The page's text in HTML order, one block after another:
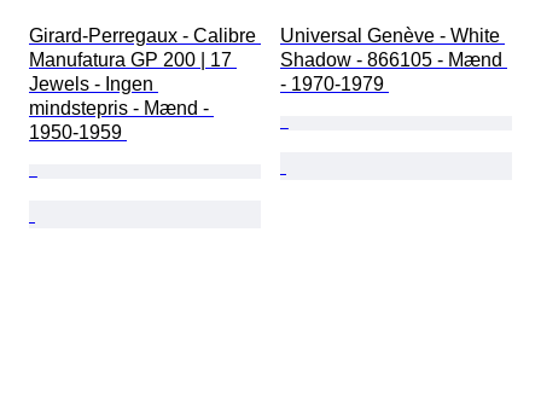
Girard-Perregaux - Calibre
Manufatura GP 200 | 17
Jewels - Ingen
mindstepris - Mænd -
1950-1959
Universal Genève - White
Shadow - 866105 - Mænd
- 1970-1979